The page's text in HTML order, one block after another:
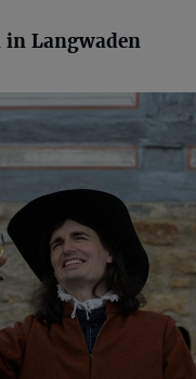
Langwaden